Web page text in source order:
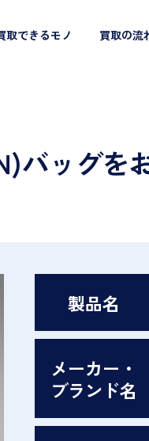
取できるモノ 買取の流
バッグを
製品名
メーカー・
ブランド名